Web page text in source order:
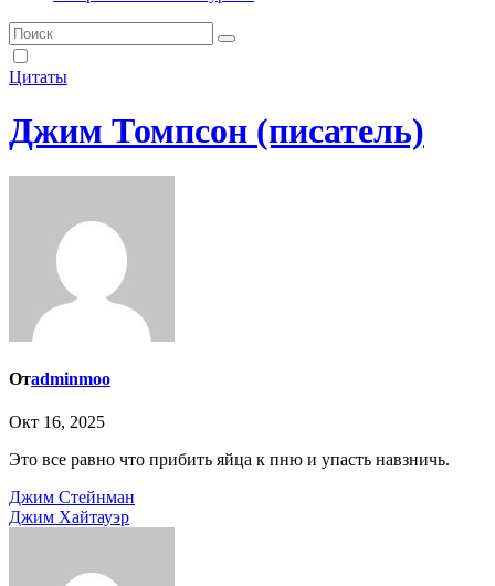
Цитаты
Джим Томпсон (писатель)
Отadminmoo
Окт 16, 2025
Это все равно что прибить яйца к пню и упасть навзничь.
Навигация
по
Джим Стейнман
Джим Хайтауэр